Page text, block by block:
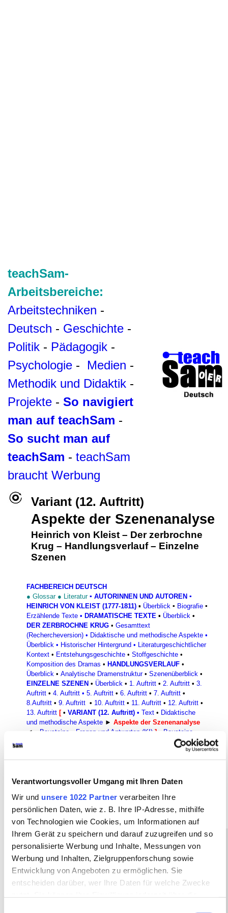
Verantwortungsvoller Umgang mit Ihren Daten
Wir und unsere 1022 Partner verarbeiten Ihre
persönlichen Daten, wie z. B. Ihre IP-Adresse, mithilfe
von Technologien wie Cookies, um Informationen auf
Ihrem Gerät zu speichern und darauf zuzugreifen und so
personalisierte Werbung und Inhalte, Messungen von
Werbung und Inhalten, Zielgruppenforschung sowie
Entwicklung von Angeboten zu ermöglichen. Sie
entscheiden darüber, wer Ihre Daten für welche Zwecke
teachSam-
Arbeitsbereiche:
Arbeitstechniken -
Deutsch - Geschichte -
Politik - Pädagogik -
Psychologie - Medien -
Methodik und Didaktik -
Projekte - So navigiert
man auf teachSam -
So sucht man auf
teachSam - teachSam
braucht Werbung
Variant (12. Auftritt)
Aspekte der Szenenanalyse
Heinrich von Kleist – Der zerbrochne
Krug – Handlungsverlauf– Einzelne
Szenen
FACHBEREICH DEUTSCH
● Glossar ● Literatur ▪ AUTORINNEN UND AUTOREN ▪
HEINRICH VON KLEIST (1777-1811) ▪ Überblick ▪ Biografie ▪
Erzählende Texte • DRAMATISCHE TEXTE ▪ Überblick •
DER ZERBROCHNE KRUG • Gesamttext
(Rechercheversion) • Didaktische und methodische Aspekte •
Überblick • Historischer Hintergrund • Literaturgeschichtlicher
Kontext • Entstehungsgeschichte • Stoffgeschichte •
Komposition des Dramas • HANDLUNGSVERLAUF •
Überblick • Analytische Dramenstruktur• Szenenüberblick •
EINZELNE SZENEN • Überblick • 1. Auftritt • 2. Auftritt • 3.
Auftritt • 4. Auftritt • 5. Auftritt • 6. Auftritt • 7. Auftritt •
8.Auftritt • 9. Auftritt • 10. Auftritt • 11. Auftritt • 12. Auftritt •
13. Auftritt [ • VARIANT (12. Auftritt) • Text • Didaktische
und methodische Aspekte ► Aspekte der Szenenanalyse
◄
Bausteine Fragen und Antworten (KI) ] Bausteine
Einzelne Figuren •
Rezeptionsgeschichte•Interpretationsansätze•Bausteine•
▪Sonstige Texte •Bausteine•Links ins Internet ... ●
Fach Deutsch
In diesem Arbeitsbereich zum
12. Auftritt (Variant)der
Urfassung des DramasDer